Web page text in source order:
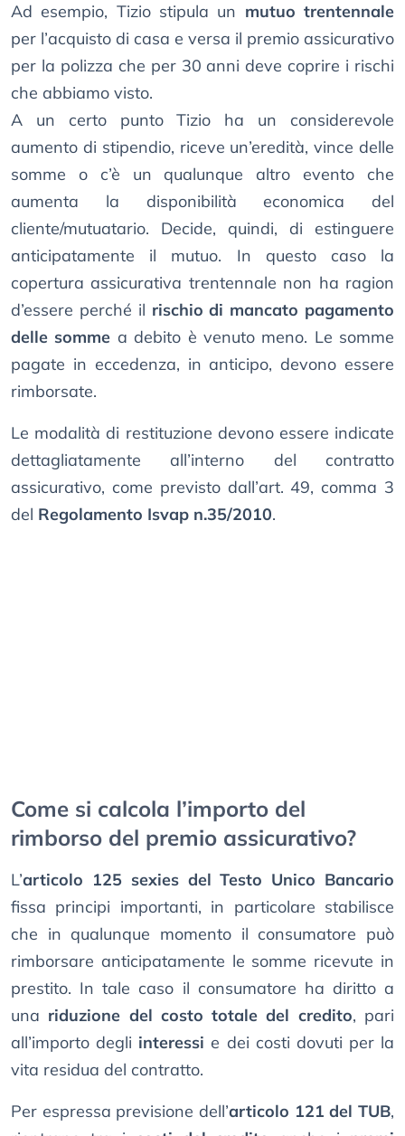
Ad esempio, Tizio stipula un mutuo trentennale
per l’acquisto di casa e versa il premio assicurativo
per la polizza che per 30 anni deve coprire i rischi
che abbiamo visto.
A un certo punto Tizio ha un considerevole
aumento di stipendio, riceve un’eredità, vince delle
somme o c’è un qualunque altro evento che
aumenta la disponibilità economica del
cliente/mutuatario. Decide, quindi, di estinguere
anticipatamente il mutuo. In questo caso la
copertura assicurativa trentennale non ha ragion
d’essere perché il rischio di mancato pagamento
delle somme a debito è venuto meno. Le somme
pagate in eccedenza, in anticipo, devono essere
rimborsate.
Le modalità di restituzione devono essere indicate
dettagliatamente all’interno del contratto
assicurativo, come previsto dall’art. 49, comma 3
del Regolamento Isvap n.35/2010.
Come si calcola l’importo del
rimborso del premio assicurativo?
L’articolo 125 sexies del Testo Unico Bancario
fissa principi importanti, in particolare stabilisce
che in qualunque momento il consumatore può
rimborsare anticipatamente le somme ricevute in
prestito. In tale caso il consumatore ha diritto a
una riduzione del costo totale del credito, pari
all’importo degli interessi e dei costi dovuti per la
vita residua del contratto.
Per espressa previsione dell’articolo 121 del TUB,